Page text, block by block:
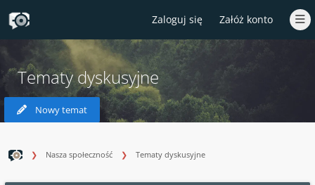
Zaloguj się Załóż konto
Tematy dyskusyjne
Nowy temat
Nasza społeczność Tematy dyskusyjne